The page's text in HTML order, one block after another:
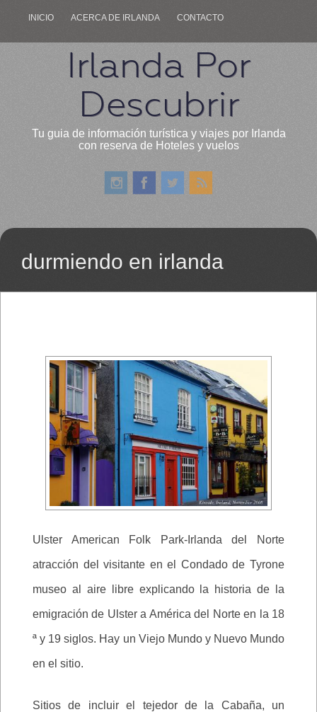
INICIO ACERCA DE IRLANDA CONTACTO
Irlanda Por
Descubrir
Tu guia de información turística y viajes por Irlanda
con reserva de Hoteles y vuelos
durmiendo en irlanda
Ulster American Folk Park-Irlanda del Norte
atracción del visitante en el Condado de Tyrone
museo al aire libre explicando la historia de la
emigración de Ulster a América del Norte en la 18
ª y 19 siglos. Hay un Viejo Mundo y Nuevo Mundo
en el sitio.
Sitios de incluir el tejedor de la Cabaña, un